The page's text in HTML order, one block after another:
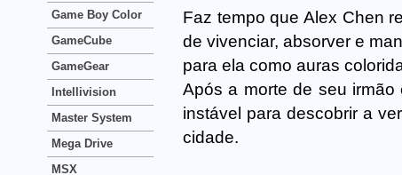
Faz tempo que Alex Chen
de vivenciar, absorver e
para ela como auras
Após a morte de seu
instável para descobrir a
cidade.
Game Boy Color
GameCube
GameGear
Intellivision
Master System
Mega Drive
MSX